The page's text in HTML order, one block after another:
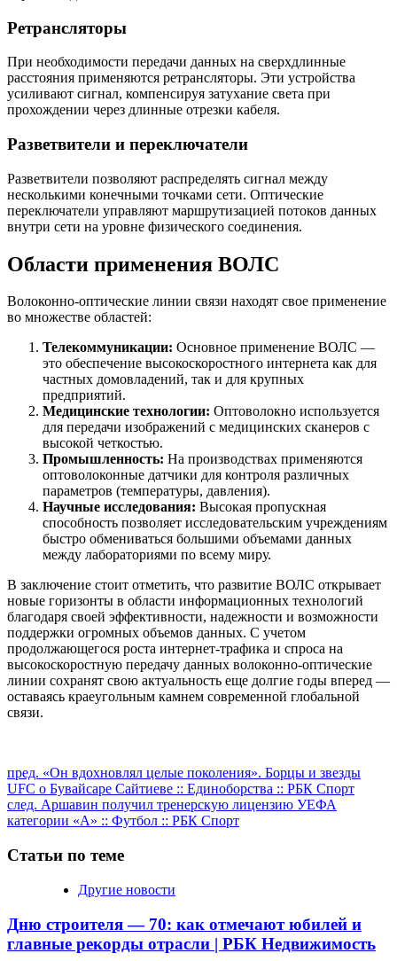
Ретрансляторы
При необходимости передачи данных на сверхдлинные
расстояния применяются ретрансляторы. Эти устройства
усиливают сигнал, компенсируя затухание света при
прохождении через длинные отрезки кабеля.
Разветвители и переключатели
Разветвители позволяют распределять сигнал между
несколькими конечными точками сети. Оптические
переключатели управляют маршрутизацией потоков данных
внутри сети на уровне физического соединения.
Области применения ВОЛС
Волоконно-оптические линии связи находят свое применение
во множестве областей:
Телекоммуникации: Основное применение ВОЛС —
это обеспечение высокоскоростного интернета как для
частных домовладений, так и для крупных
предприятий.
Медицинские технологии: Оптоволокно используется
для передачи изображений с медицинских сканеров с
высокой четкостью.
Промышленность: На производствах применяются
оптоволоконные датчики для контроля различных
параметров (температуры, давления).
Научные исследования: Высокая пропускная
способность позволяет исследовательским учреждениям
быстро обмениваться большими объемами данных
между лабораториями по всему миру.
В заключение стоит отметить, что развитие ВОЛС открывает
новые горизонты в области информационных технологий
благодаря своей эффективности, надежности и возможности
поддержки огромных объемов данных. С учетом
продолжающегося роста интернет-трафика и спроса на
высокоскоростную передачу данных волоконно-оптические
линии сохранят свою актуальность еще долгие годы вперед —
оставаясь краеугольным камнем современной глобальной
связи.
Продолжить
чтение
пред. «Он вдохновлял целые поколения». Борцы и звезды
UFC о Бувайсаре Сайтиеве :: Единоборства :: РБК Спорт
след. Аршавин получил тренерскую лицензию УЕФА
категории «А» :: Футбол :: РБК Спорт
Статьи по теме
Другие новости
Дню строителя — 70: как отмечают юбилей и
главные рекорды отрасли | РБК Недвижимость